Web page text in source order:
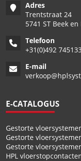
Adres
Trentstraat 24
5741 ST Beek en
Telefoon
+31(0)492 745133
E-mail
E-CATALOGUS
Gestorte
Gestorte
Gestorte
HPL